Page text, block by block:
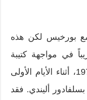
بورخيس لكن هذه
في مواجهة كتيبة
الإعدام. حدث ذلك في سبتمبر 1973، أثناء الأيام الأولى
أليندي. فقد